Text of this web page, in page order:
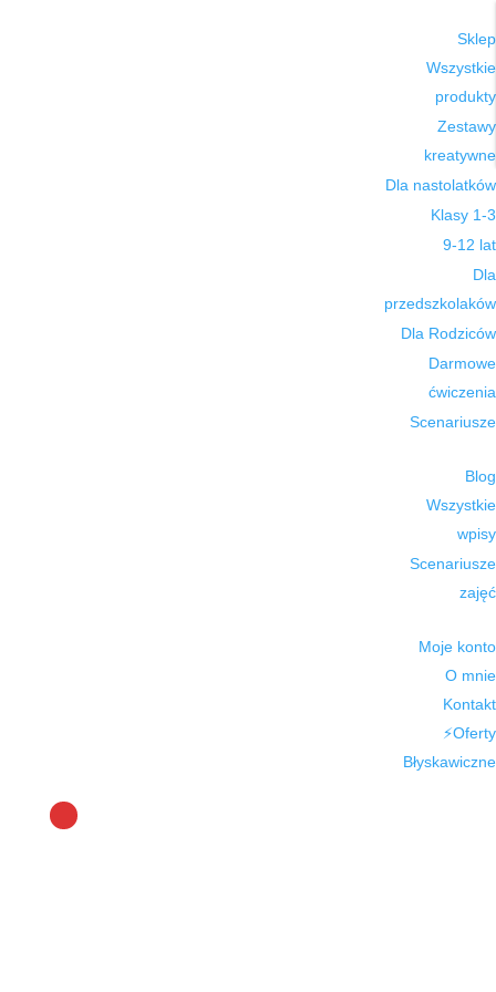
Sklep
Wszystkie
produkty
Zestawy
kreatywne
Dla nastolatków
Klasy 1-3
9-12 lat
Dla
przedszkolaków
Dla Rodziców
Darmowe
ćwiczenia
Scenariusze
Blog
Wszystkie
wpisy
Scenariusze
zajęć
Moje konto
O mnie
Kontakt
⚡Oferty
Błyskawiczne